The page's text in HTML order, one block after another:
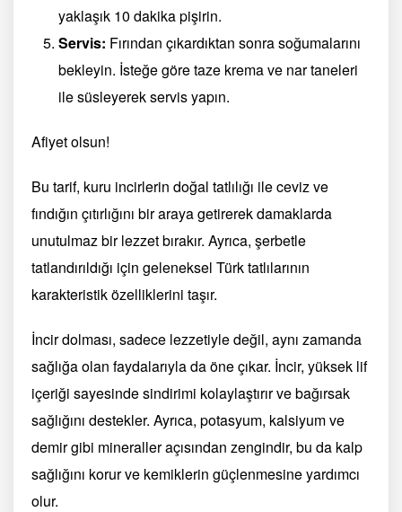
yaklaşık 10 dakika pişirin.
Servis: Fırından çıkardıktan sonra soğumalarını
bekleyin. İsteğe göre taze krema ve nar taneleri
ile süsleyerek servis yapın.
Afiyet olsun!
Bu tarif, kuru incirlerin doğal tatlılığı ile ceviz ve
fındığın çıtırlığını bir araya getirerek damaklarda
unutulmaz bir lezzet bırakır. Ayrıca, şerbetle
tatlandırıldığı için geleneksel Türk tatlılarının
karakteristik özelliklerini taşır.
İncir dolması, sadece lezzetiyle değil, aynı zamanda
sağlığa olan faydalarıyla da öne çıkar. İncir, yüksek lif
içeriği sayesinde sindirimi kolaylaştırır ve bağırsak
sağlığını destekler. Ayrıca, potasyum, kalsiyum ve
demir gibi mineraller açısından zengindir, bu da kalp
sağlığını korur ve kemiklerin güçlenmesine yardımcı
olur.